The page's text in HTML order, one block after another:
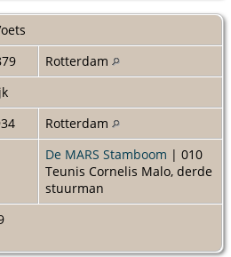
Rotterdam
Rotterdam
De MARS Stamboom | 010
Teunis Cornelis Malo, derde
stuurman